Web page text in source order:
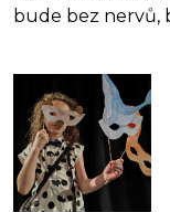
bude bez nervů,